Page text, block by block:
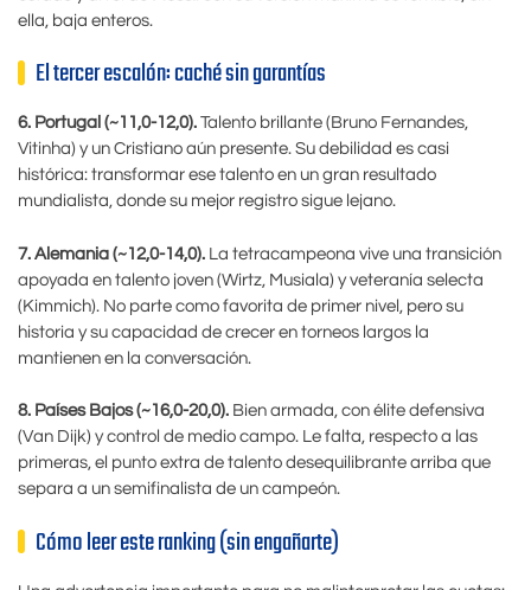
ella, baja enteros.
El tercer escalón: caché sin garantías
6. Portugal (~11,0-12,0). Talento brillante (Bruno Fernandes,
Vitinha) y un Cristiano aún presente. Su debilidad es casi
histórica: transformar ese talento en un gran resultado
mundialista, donde su mejor registro sigue lejano.
7. Alemania (~12,0-14,0). La tetracampeona vive una transición
apoyada en talento joven (Wirtz, Musiala) y veteranía selecta
(Kimmich). No parte como favorita de primer nivel, pero su
historia y su capacidad de crecer en torneos largos la
mantienen en la conversación.
8. Países Bajos (~16,0-20,0). Bien armada, con élite defensiva
(Van Dijk) y control de medio campo. Le falta, respecto a las
primeras, el punto extra de talento desequilibrante arriba que
separa a un semifinalista de un campeón.
Cómo leer este ranking (sin engañarte)